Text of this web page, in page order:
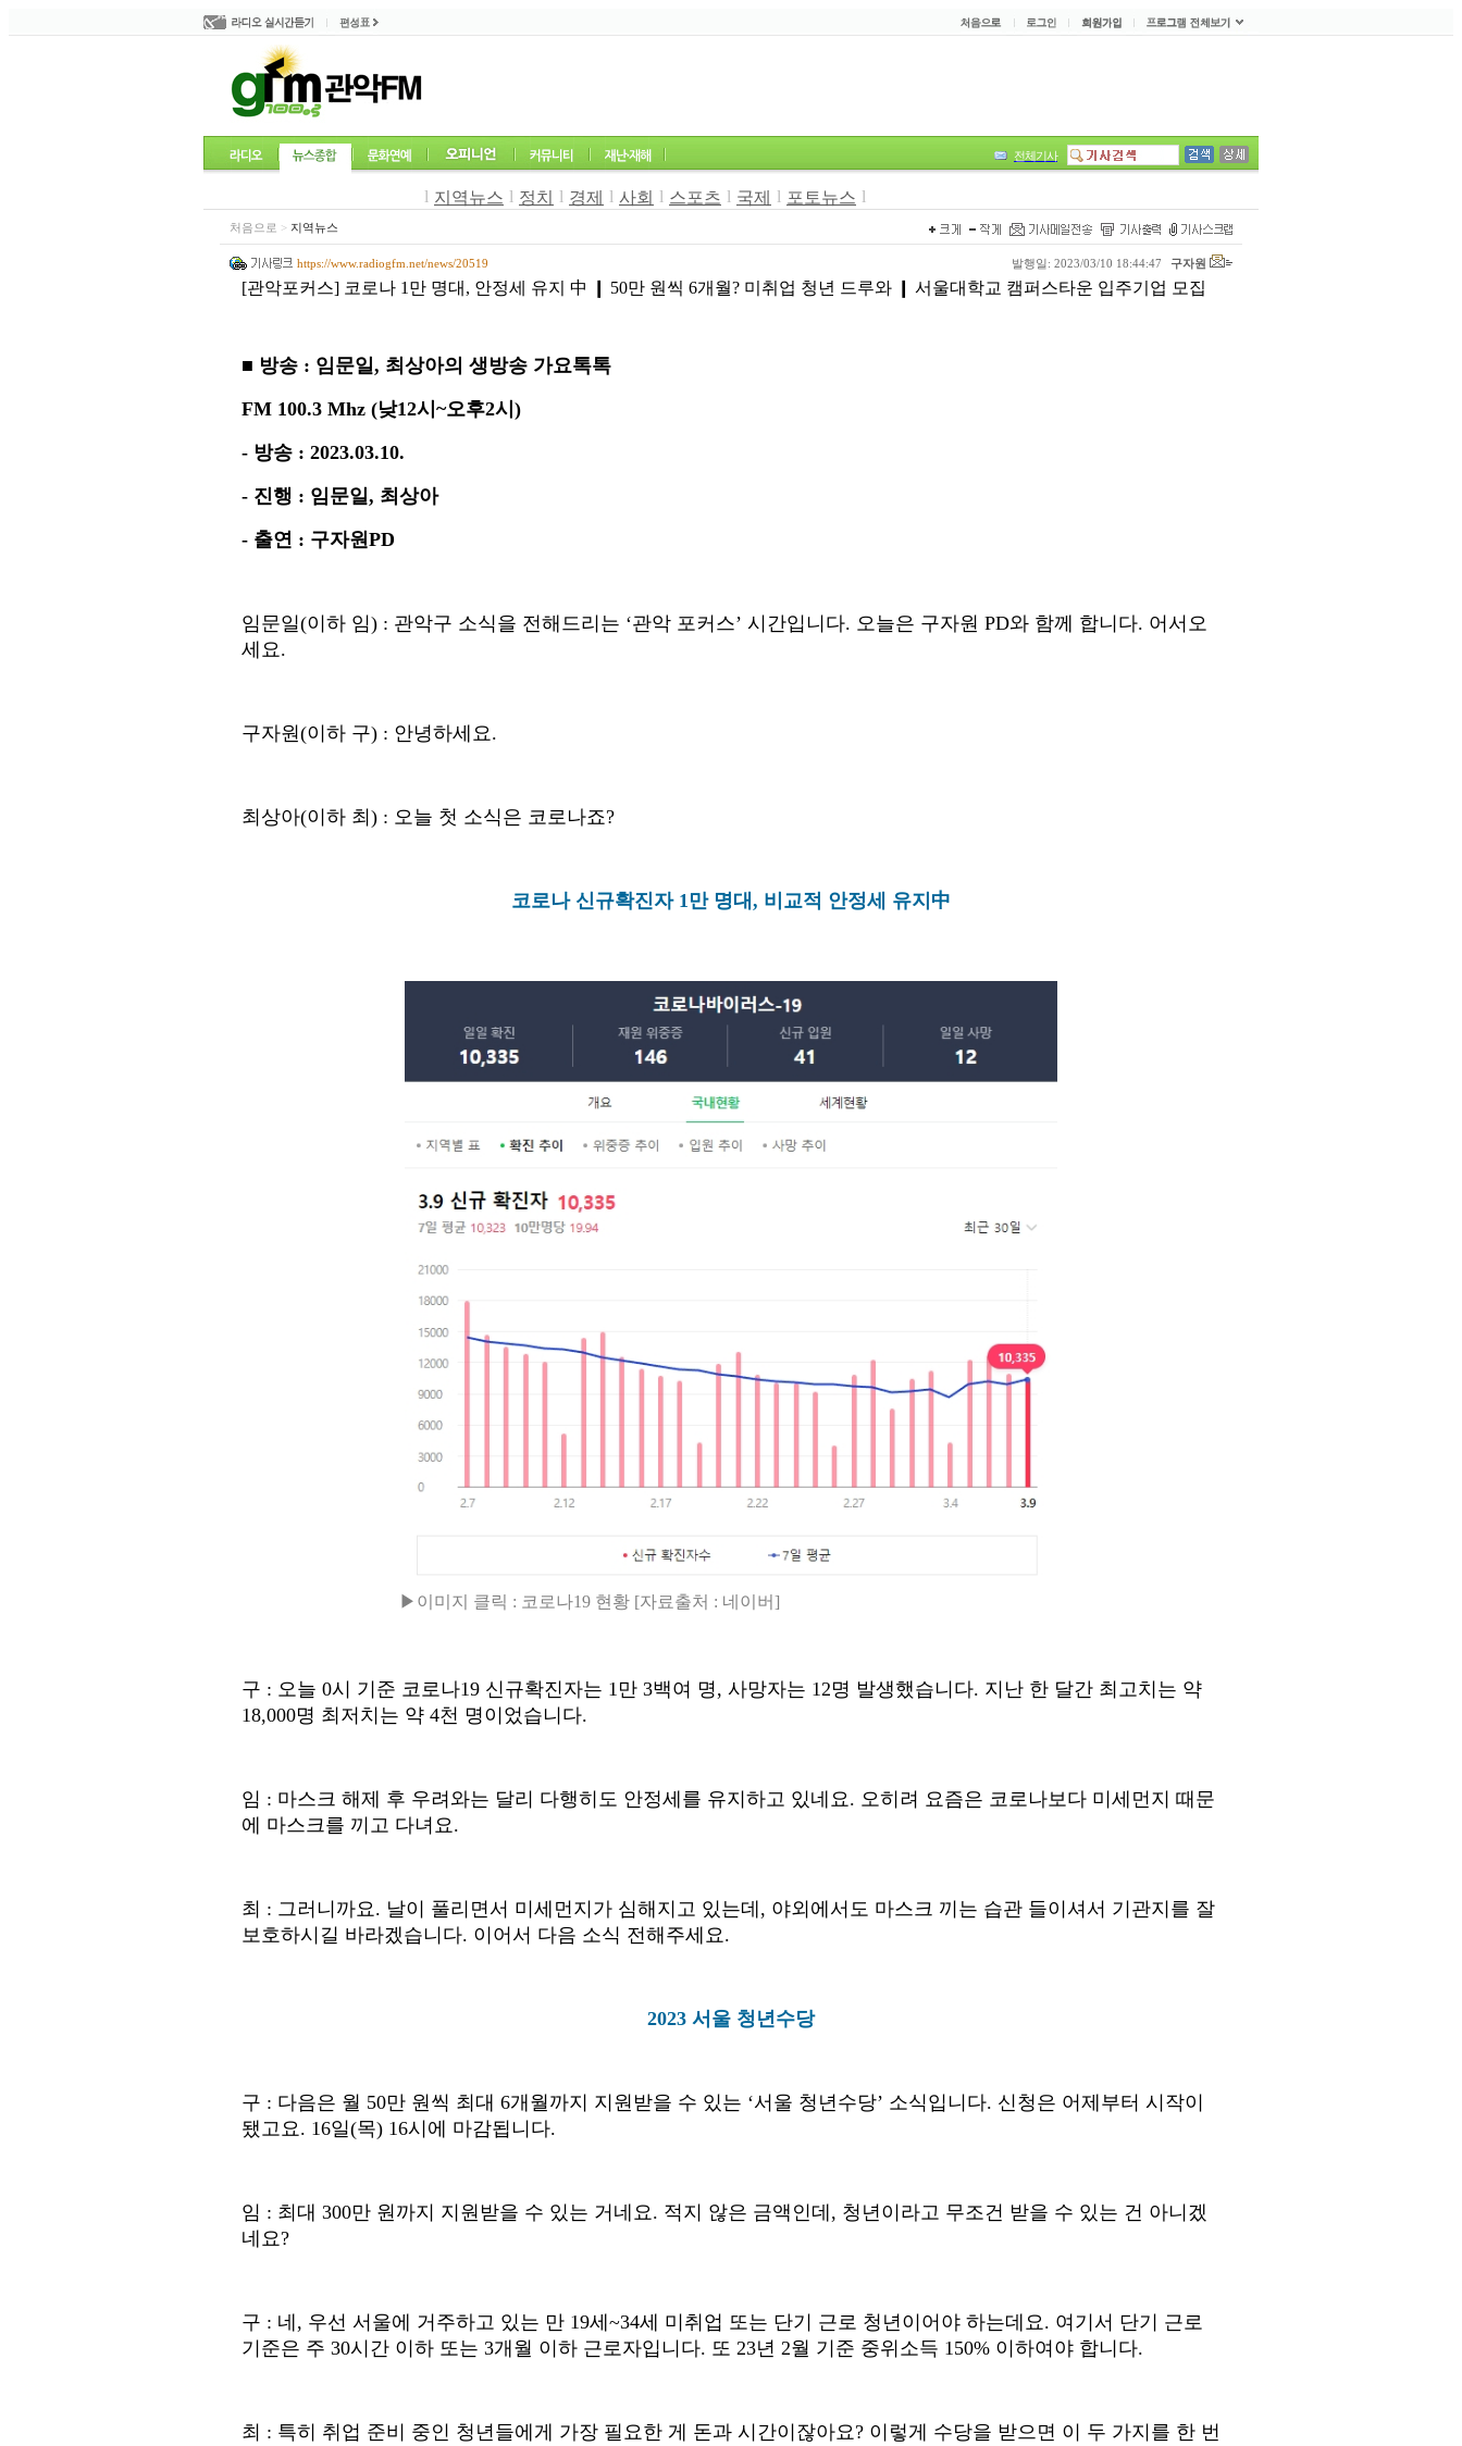
전체기사
l 지역뉴스 l 정치 l 경제 l 사회 l 스포츠 l 국제 l 포토뉴스 l
처음으로 > 지역뉴스
https://www.radiogfm.net/news/20519 발행일: 2023/03/10 18:44:47 구자원
[관악포커스] 코로나 1만 명대, 안정세 유지 中 ❙ 50만 원씩 6개월? 미취업 청년 드루와 ❙ 서울대학교 캠퍼스타운 입주기업 모집
■ 방송 : 임문일, 최상아의 생방송 가요톡톡
FM 100.3 Mhz (낮12시 ~오후2시 )
- 방송 : 2023.03.10.
- 진행 : 임문일, 최상아
- 출연 : 구자원PD
임문일(이하 임) : 관악구 소식을 전해드리는 ‘관악 포커스’ 시간입니다. 오늘은 구자원 PD와 함께 합니다. 어서오
세요.
구자원(이하 구) : 안녕하세요.
최상아(이하 최 ) : 오늘 첫 소식은 코로나죠?
코로나 신규확진자 1만 명대 , 비교적 안정세 유지 中
▶이미지 클릭 : 코로나19 현황 [자료출처 : 네이버]
구 : 오늘 0시 기준 코로나19 신규확진자는 1만 3백여 명, 사망자는 12명 발생했습니다. 지난 한 달간 최고치는 약
18,000명 최저치는 약 4천 명이었습니다.
임 : 마스크 해제 후 우려와는 달리 다행히도 안정세를 유지하고 있네요. 오히려 요즘은 코로나보다 미세먼지 때문
에 마스크를 끼고 다녀요.
최 : 그러니까요. 날이 풀리면서 미세먼지가 심해지고 있는데 , 야외에서도 마스크 끼는 습관 들이셔서 기관지를 잘
보호하시길 바라겠습니다. 이어서 다음 소식 전해주세요.
2023 서울 청년수당
구 : 다음은 월 50만 원씩 최대 6개월까지 지원받을 수 있는 ‘서울 청년수당’ 소식입니다. 신청은 어제부터 시작이
됐고요. 16일(목) 16시에 마감됩니다.
임 : 최대 300만 원까지 지원받을 수 있는 거네요. 적지 않은 금액인데 , 청년이라고 무조건 받을 수 있는 건 아니겠
네요?
구 : 네 , 우선 서울에 거주하고 있는 만 19세 ~34세 미취업 또는 단기 근로 청년이어야 하는데요. 여기서 단기 근로
기준은 주 30시간 이하 또는 3개월 이하 근로자입니다. 또 23년 2월 기준 중위소득 150% 이하여야 합니다.
최 : 특히 취업 준비 중인 청년들에게 가장 필요한 게 돈과 시간이잖아요? 이렇게 수당을 받으면 이 두 가지를 한 번